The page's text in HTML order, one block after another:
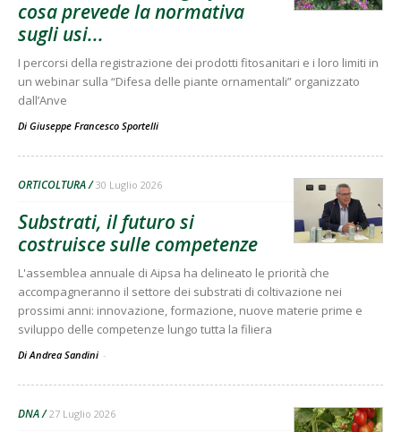
cosa prevede la normativa
sugli usi...
I percorsi della registrazione dei prodotti fitosanitari e i loro limiti in
un webinar sulla “Difesa delle piante ornamentali” organizzato
dall’Anve
Di Giuseppe Francesco Sportelli
ORTICOLTURA 30 Luglio 2026
Substrati, il futuro si
costruisce sulle competenze
L'assemblea annuale di Aipsa ha delineato le priorità che
accompagneranno il settore dei substrati di coltivazione nei
prossimi anni: innovazione, formazione, nuove materie prime e
sviluppo delle competenze lungo tutta la filiera
Di Andrea Sandini -
DNA 27 Luglio 2026